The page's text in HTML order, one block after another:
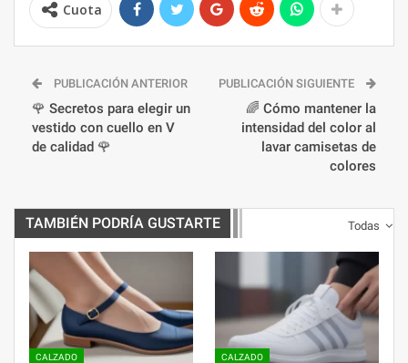
Cuota
PUBLICACIÓN ANTERIOR
🌹 Secretos para elegir un
vestido con cuello en V
de calidad 🌹
PUBLICACIÓN SIGUIENTE
🌈 Cómo mantener la
intensidad del color al
lavar camisetas de
colores
Todas
TAMBIÉN PODRÍA GUSTARTE
CALZADO CALZADO